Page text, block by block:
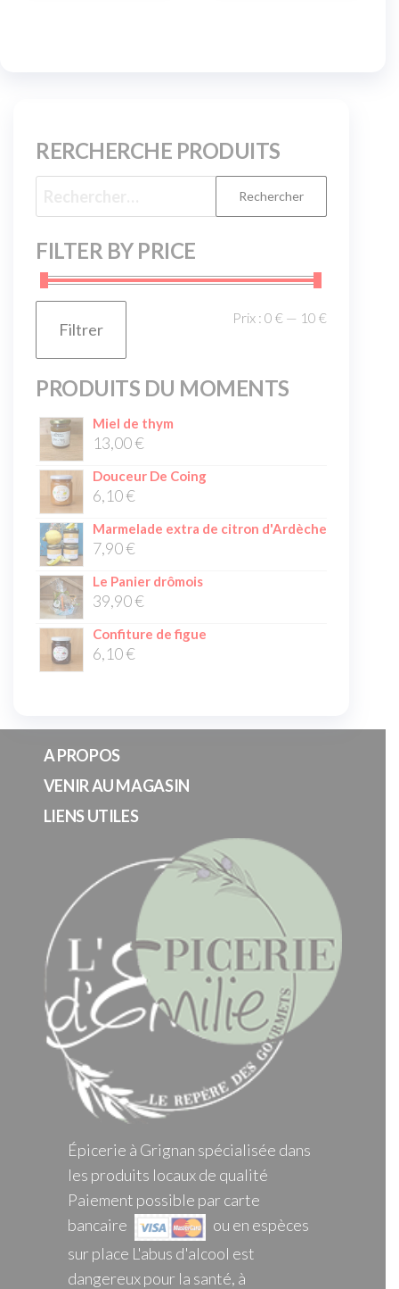
RERCHERCHE PRODUITS
FILTER BY PRICE
Filtrer
Prix : 0 € — 10 €
PRODUITS DU MOMENTS
Miel de thym
13,00€
Douceur De Coing
6,10€
Marmelade extra de citron d'Ardèche
7,90€
Le Panier drômois
39,90€
Confiture de figue
6,10€
A PROPOS
VENIR AU MAGASIN
LIENS UTILES
Épicerie à Grignan spécialisée dans
les produits locaux de qualité
Paiement possible par carte
bancaire
ou en espèces
sur place L'abus d'alcool est
dangereux pour la santé, à